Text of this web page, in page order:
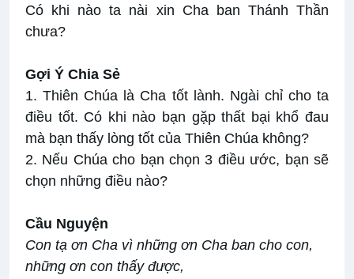
Có khi nào ta nài xin Cha ban Thánh Thần
chưa?
Gợi Ý Chia Sẻ
1. Thiên Chúa là Cha tốt lành. Ngài chỉ cho ta
điều tốt. Có khi nào bạn gặp thất bại khổ đau
mà bạn thấy lòng tốt của Thiên Chúa không?
2. Nếu Chúa cho bạn chọn 3 điều ước, bạn sẽ
chọn những điều nào?
Cầu Nguyện
Con tạ ơn Cha vì những ơn Cha ban cho con,
những ơn con thấy được,